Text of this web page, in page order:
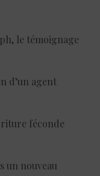
le témoignage
d’un agent
féconde
un nouveau